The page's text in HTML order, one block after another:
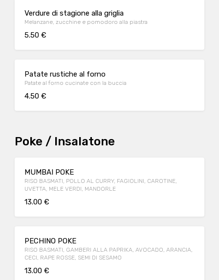
Verdure di stagione alla griglia
Melanzane, zucchine e pomodoro alla piastra
5.50 €
Patate rustiche al forno
Patate al forno cucinate con la buccia
4.50 €
Poke / Insalatone
MUMBAI POKE
RISO BASMATI, POLLO AL CURRY, FAGIOLINI, CAROTINE,
UVETTA, MELE VERDI, MANDORLE
13.00 €
PECHINO POKE
RISO BASMATI, GAMBERI ALLA PAPRIKA, AVOCADO, ARANCIA,
CECI, RAPE ROSSE, SEMI DI SESAMO
13.00 €